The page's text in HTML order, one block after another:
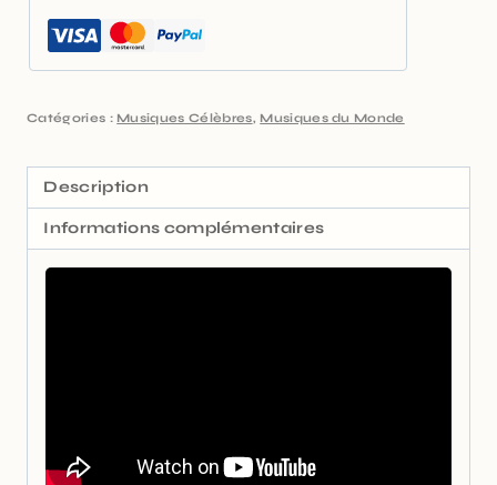
Catégories : Musiques Célèbres, Musiques du Monde
Description
Informations complémentaires